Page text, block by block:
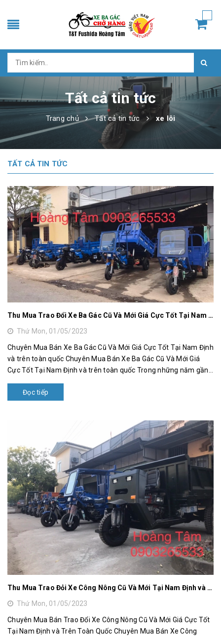
Tất cả tin tức
Trang chủ Tất cả tin tức xe lôi
TẤT CẢ TIN TỨC
Thu Mua Trao Đổi Xe Ba Gác Cũ Và Mới Giá Cực Tốt Tại Nam Định và Trên Toàn Quốc
Thứ Mon, 01/05/2023
Chuyên Mua Bán Xe Ba Gác Cũ Và Mới Giá Cực Tốt Tại Nam Định
và trên toàn quốc Chuyên Mua Bán Xe Ba Gác Cũ Và Mới Giá
Cực Tốt Tại Nam Định và trên toàn quốc Trong những năm gần
Đọc tiếp
Thu Mua Trao Đỏi Xe Công Nông Cũ Và Mới Tại Nam Định và Trên Toàn Quốc
Thứ Mon, 01/05/2023
Chuyên Mua Bán Trao Đổi Xe Công Nông Cũ Và Mới Giá Cực Tốt
Tại Nam Định và Trên Toàn Quốc Chuyên Mua Bán Xe Công